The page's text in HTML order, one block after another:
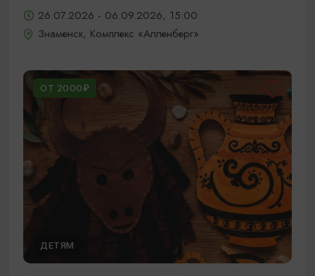
26.07.2026 - 06.09.2026, 15:00
Знаменск, Комплекс «Алленберг»
ОТ 2000₽
ДЕТЯМ